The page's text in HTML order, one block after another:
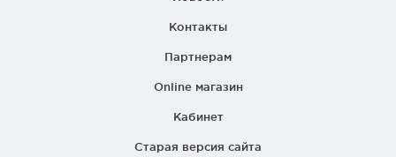
Контакты
Партнерам
Online магазин
Кабинет
Старая версия сайта